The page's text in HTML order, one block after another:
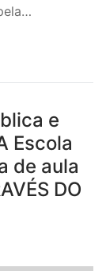
e
Escola
de aula
DO